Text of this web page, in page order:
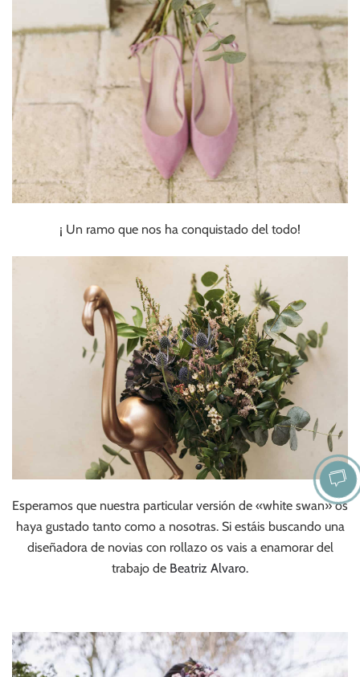
¡ Un ramo que nos ha conquistado del todo!
Esperamos que nuestra particular versión de «white swan» os
haya gustado tanto como a nosotras. Si estáis buscando una
diseñadora de novias con rollazo os vais a enamorar del
trabajo de Beatriz Alvaro.